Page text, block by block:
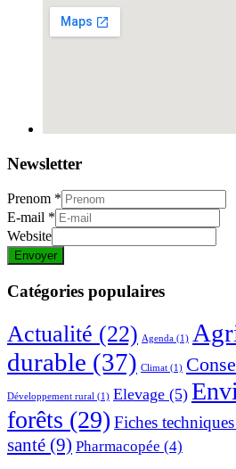
Newsletter
Prenom *
E-mail *
Website
Envoyer
Catégories populaires
Actualité (22) Agenda (1)
durable (37) Climat (1)
Développement rural (1) Elevage (5)
forêts (29) Fiches techniques
santé (9) Pharmacopée (4)